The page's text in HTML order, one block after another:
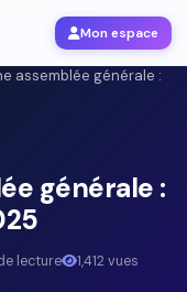
Mon espace
assemblée générale :
générale :
lecture
1,412 vues